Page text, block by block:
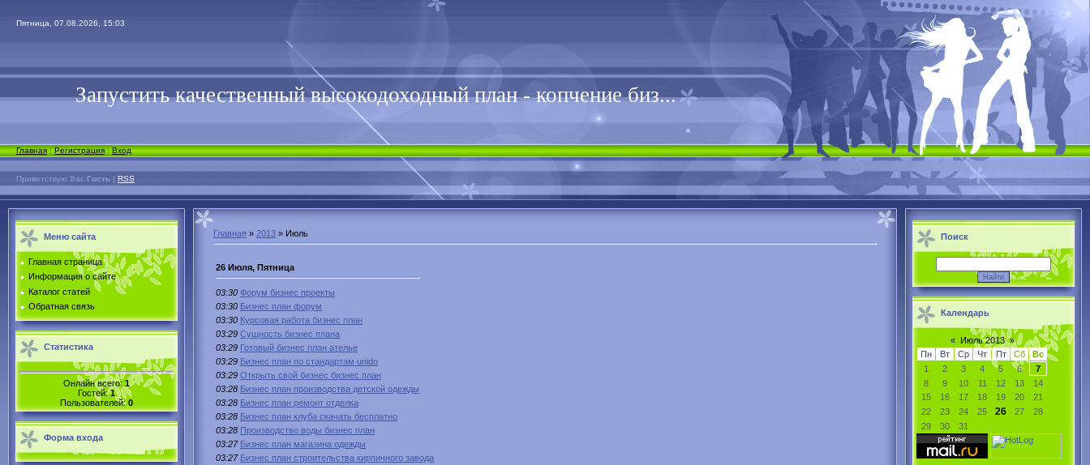
Пятница, 07.08.2026, 15:03
Запустить качественный высокодоходный план - копчение биз...
Главная|Регистрация|Вход
Приветствую Вас Гость | RSS
Меню сайта
Главная страница
Информация о сайте
Каталог статей
Обратная связь
Статистика
Онлайн всего: 1
Гостей:1
Пользователей:0
Форма входа
Главная » 2013 » Июль
26 Июля, Пятница
03:30 Форум бизнес проекты
03:30 Бизнес план форум
03:30 Курсовая работа бизнес план
03:29 Сущность бизнес плана
03:29 Готовый бизнес план ателье
03:29 Бизнес план по стандартам unido
03:29 Открыть свой бизнес бизнес план
03:28 Бизнес план производства детской одежды
03:28 Бизнес план ремонт отделка
03:28 Бизнес план клуба скачать бесплатно
03:28 Производство воды бизнес план
03:27 Бизнес план магазина одежды
03:27 Бизнес план строительства кирпичного завода
Поиск
Календарь
« Июль 2013 »
Пн
Вт Ср Чт Пт Сб
Вс
1
2 3 4 5 6
7
8
9 10 11 12 13
14
15
16 17 18 19 20
21
22
23 24 25 26 27
28
29
30 31